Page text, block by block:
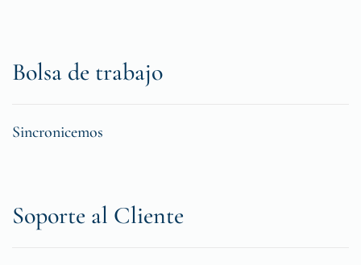
Bolsa de trabajo
Sincronicemos
Soporte al Cliente